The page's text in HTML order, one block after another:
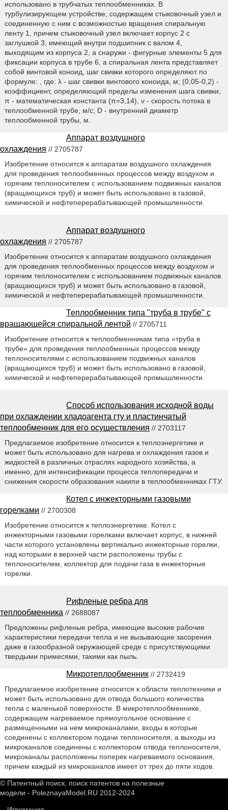
использовано в трубчатых теплообменниках. В
турбулизирующем устройстве, содержащем стыковочный узел и
соединенную с ним с возможностью вращения спиральную
ленту 1, причем стыковочный узел включает корпус 2 с
заглушкой 3, имеющий внутри подшипник с валом 4,
выходящим из корпуса 2, а снаружи - фигурные элементы 5 для
фиксации корпуса в трубе 6, а спиральная лента представляет
собой винтовой коноид, шаг свивки которого определяют по
формуле: , где: λ - шаг свивки винтового коноида, м; (0,05-0,2) -
коэффициент, определяющий пределы изменения шага свивки;
π - математическая константа (π=3,14), ν - скорость потока в
теплообменной трубе, м/с; D - внутренний диаметр
теплообменной трубы, м.
Аппарат воздушного
охлаждения // 2705787
Изобретение относится к аппаратам воздушного охлаждения
для проведения теплообменных процессов между воздухом и
горячим теплоносителем с использованием подвижных каналов
(вращающихся труб) и может быть использовано в газовой,
химической и нефтеперерабатывающей промышленности.
Аппарат воздушного
охлаждения // 2705787
Изобретение относится к аппаратам воздушного охлаждения
для проведения теплообменных процессов между воздухом и
горячим теплоносителем с использованием подвижных каналов
(вращающихся труб) и может быть использовано в газовой,
химической и нефтеперерабатывающей промышленности.
Теплообменник типа "труба в трубе" с
вращающейся спиральной лентой // 2705711
Изобретение относится к теплообменникам типа «труба в
трубе» для проведения теплообменных процессов между
теплоносителями с использованием подвижных каналов
(вращающихся труб) и может быть использовано в газовой,
химической и нефтеперерабатывающей промышленности.
Способ использования исходной воды
при охлаждении хладоагента гту и пластинчатый
теплообменник для его осуществления // 2703117
Предлагаемое изобретение относится к теплоэнергетике и
может быть использовано для нагрева и охлаждения газов и
жидкостей в различных отраслях народного хозяйства, а
именно, для интенсификации процесса теплопередачи и
снижения скорости образования накипи в теплообменниках ГТУ.
Котел с инжекторными газовыми
горелками // 2700308
Изобретение относится к теплоэнергетике. Котел с
инжекторными газовыми горелками включает корпус, в нижней
части которого установлены вертикально инжекторные горелки,
над которыми в верхней части расположены трубы с
теплоносителем, коллектор для подачи газа в инжекторные
горелки.
Рифленые ребра для
теплообменника // 2688087
Предложены рифленые ребра, имеющие высокие рабочие
характеристики передачи тепла и не вызывающие засорения
даже в газообразной окружающей среде с присутствующими
твердыми примесями, такими как пыль.
Микротеплообменник // 2732419
Предлагаемое изобретение относится к области теплотехники и
может быть использовано для отвода большого количества
тепла с маленькой поверхности. В микротеплообменнике,
содержащем нагреваемое прямоугольное основание с
размещенными на нем микроканалами, входы в которые
соединены с коллектором подачи теплоносителя, а выходы из
микроканалов соединены с коллектором отвода теплоносителя,
микроканалы расположены поперек нагреваемого основания,
причем каждый из микроканалов имеет от трех до пяти ходов.
© Патентный поиск, поиск патентов на полезные
модели - PoleznayaModel.RU 2012-2024